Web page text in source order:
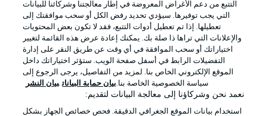
تطبيق الدوري الألماني
Official Partners
التتبع من دعم الأغراض المعروضة في إطار معالجتنا وشركائنا للبيانات
التي يجب توفيرها. سيؤدي تحديد رفض الكل أو سحب موافقتك إلى
تعطيلها. إذا تم تعطيل أدوات التتبع، فقد لا تكون بعض المحتويات
والإعلانات التي تراها ذا صلة بك. يمكنك إعادة عرض هذه القائمة لتغيير
اختياراتك أو سحب الموافقة في أي وقت عن طريق النقر على إدارة
التفضيلات الرابط في أسفل صفحة الويب. ستؤثر اختياراتك داخل
الموقع الإلكتروني الخاص بنا. لمزيد من التفاصيل، يرجى الرجوع إلى
سياسة الخصوصية الخاصة بنا.بيان حماية البيانات بيان النشر
نعمد نحن وشركاؤنا إلى معالجة البيانات لتقديم:
استخدام بيانات الموقع الجغرافي الدقيقة. فحص خصائص الجهاز بشكل